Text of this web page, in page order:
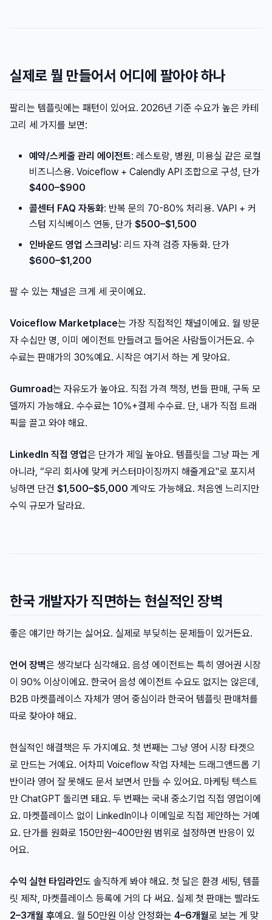
실제로 뭘 만들어서 어디에 팔아야 하나
팔리는 템플릿에는 패턴이 있어요. 2026년 기준 수요가 높은 카테
고리 세 가지를 보면:
예약/스케줄 관리 에이전트: 레스토랑, 병원, 미용실 같은 로컬
비즈니스용. Voiceflow + Calendly API 조합으로 구성, 단가
$400–$900
콜센터 FAQ 자동화: 반복 문의 70-80% 처리용. VAPI + 커
스텀 지식베이스 연동, 단가 $500–$1,500
인바운드 영업 스크리닝: 리드 자격 검증 자동화. 단가
$600–$1,200
팔 수 있는 채널은 크게 세 곳이에요.
Voiceflow Marketplace는 가장 직접적인 채널이에요. 월 방문
자 수십만 명, 이미 에이전트 만들려고 들어온 사람들이거든요. 수
수료는 판매가의 30%예요. 시작은 여기서 하는 게 맞아요.
Gumroad는 자유도가 높아요. 직접 가격 책정, 번들 판매, 구독 모
델까지 가능해요. 수수료는 10%+결제 수수료. 단, 내가 직접 트래
픽을 끌고 와야 해요.
LinkedIn 직접 영업은 단가가 제일 높아요. 템플릿을 그냥 파는 게
아니라, “우리 회사에 맞게 커스터마이징까지 해줄게요"로 포지셔
닝하면 단건 $1,500–$5,000 계약도 가능해요. 처음엔 느리지만
수익 규모가 달라요.
한국 개발자가 직면하는 현실적인 장벽
좋은 얘기만 하기는 싫어요. 실제로 부딪히는 문제들이 있거든요.
언어 장벽은 생각보다 심각해요. 음성 에이전트는 특히 영어권 시장
이 90% 이상이에요. 한국어 음성 에이전트 수요도 없지는 않은데,
B2B 마켓플레이스 자체가 영어 중심이라 한국어 템플릿 판매처를
따로 찾아야 해요.
현실적인 해결책은 두 가지예요. 첫 번째는 그냥 영어 시장 타겟으
로 만드는 거예요. 어차피 Voiceflow 작업 자체는 드래그앤드롭 기
반이라 영어 잘 못해도 문서 보면서 만들 수 있어요. 마케팅 텍스트
만 ChatGPT 돌리면 돼요. 두 번째는 국내 중소기업 직접 영업이에
요. 마켓플레이스 없이 LinkedIn이나 이메일로 직접 제안하는 거예
요. 단가를 원화로 150만원–400만원 범위로 설정하면 반응이 있
어요.
수익 실현 타임라인도 솔직하게 봐야 해요. 첫 달은 환경 세팅, 템플
릿 제작, 마켓플레이스 등록에 거의 다 써요. 실제 첫 판매는 빨라도
2–3개월 후예요. 월 50만원 이상 안정화는 4–6개월로 보는 게 맞